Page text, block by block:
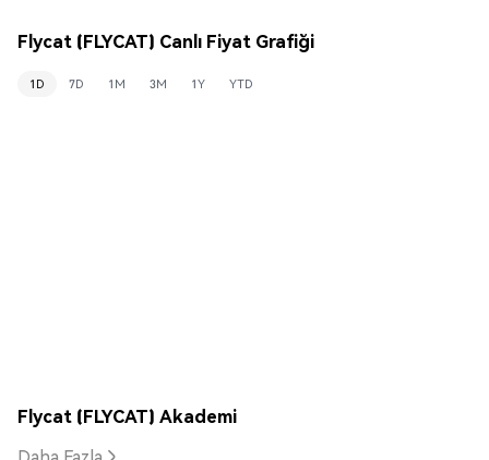
Flycat (FLYCAT) Canlı Fiyat Grafiği
1D 7D 1M 3M 1Y YTD
Flycat (FLYCAT) Akademi